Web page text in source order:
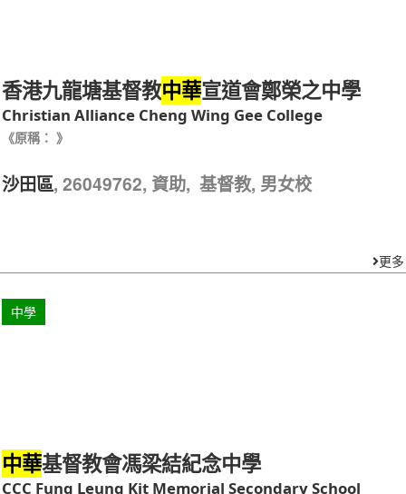
香港九龍塘基督教中華宣道會鄭榮之中學
Christian Alliance Cheng Wing Gee College
《原稱： 》
沙田區, 26049762, 資助, 基督教, 男女校
更多
中學
中華基督教會馮梁結紀念中學
CCC Fung Leung Kit Memorial Secondary School